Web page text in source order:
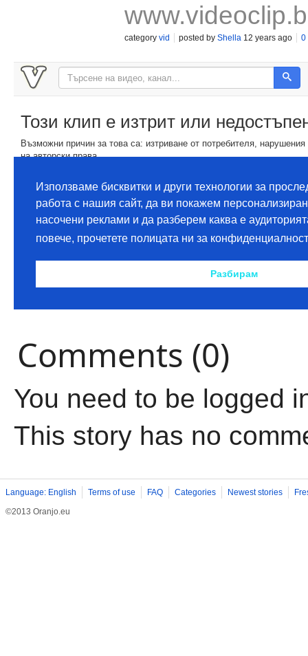
category vid posted by Shella 12 years ago 0
Comments (0)
You need to be logged
This story has no
Language: English Terms of use FAQ Categories Newest stories
©2013 Oranjo.eu